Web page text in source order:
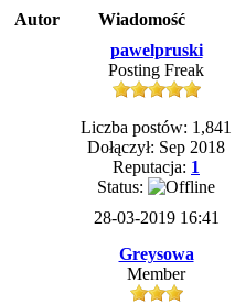
Autor
Wiadomość
pawelpruski
Posting Freak
Liczba postów: 1,841
Dołączył: Sep 2018
Reputacja: 1
Status:
28-03-2019 16:41
Greysowa
Member